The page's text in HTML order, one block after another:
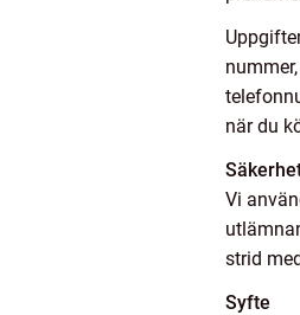
när du
Vi
strid
Syfte